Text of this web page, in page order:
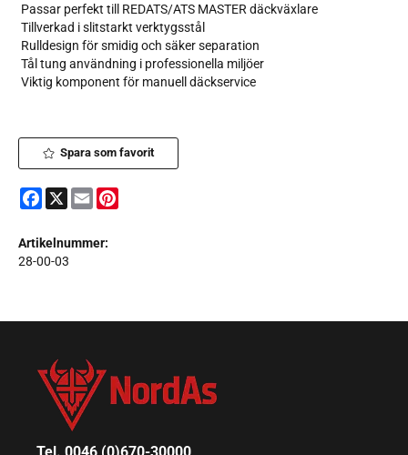
Passar perfekt till REDATS/ATS MASTER däckväxlare
Tillverkad i slitstarkt verktygsstål
Rulldesign för smidig och säker separation
Tål tung användning i professionella miljöer
Viktig komponent för manuell däckservice
Spara som favorit
Facebook
X Email
Artikelnummer:
28-00-03